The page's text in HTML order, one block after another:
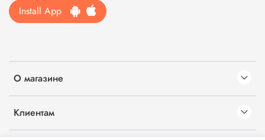
О магазине
Клиентам
Install App